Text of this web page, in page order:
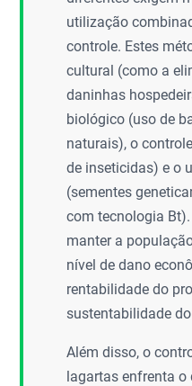
utilização
controle. Estes
cultural (como a
daninhas
biológico (uso de
naturais), o
de inseticidas) e o
(sementes
com tecnologia
manter a
nível de dano
rentabilidade do
sustentabilidade
Além disso, o
lagartas enfrenta o